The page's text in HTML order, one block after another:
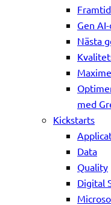
Gen
Nästa
med
Kickstarts
Data
Quality
Digital